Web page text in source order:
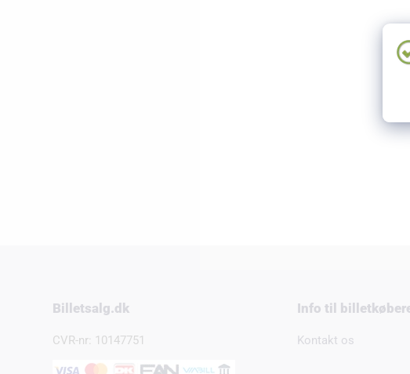
Billetsalg.dk
CVR-nr: 10147751
Info til
Kontakt os